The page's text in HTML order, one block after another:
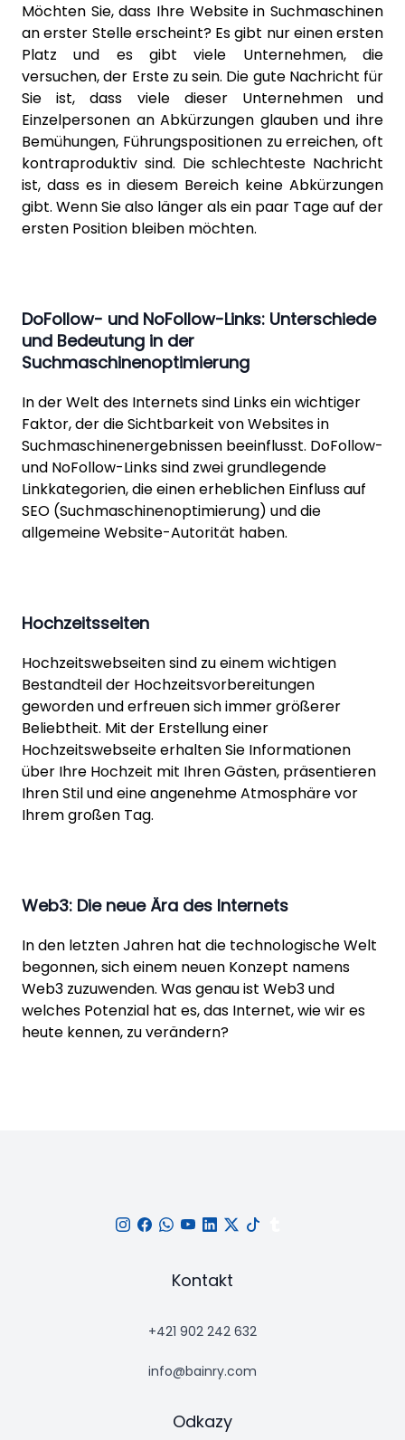
Möchten Sie, dass Ihre Website in Suchmaschinen
an erster Stelle erscheint? Es gibt nur einen ersten
Platz und es gibt viele Unternehmen, die
versuchen, der Erste zu sein. Die gute Nachricht für
Sie ist, dass viele dieser Unternehmen und
Einzelpersonen an Abkürzungen glauben und ihre
Bemühungen, Führungspositionen zu erreichen, oft
kontraproduktiv sind. Die schlechteste Nachricht
ist, dass es in diesem Bereich keine Abkürzungen
gibt. Wenn Sie also länger als ein paar Tage auf der
ersten Position bleiben möchten.
DoFollow- und NoFollow-Links: Unterschiede
und Bedeutung in der
Suchmaschinenoptimierung
In der Welt des Internets sind Links ein wichtiger
Faktor, der die Sichtbarkeit von Websites in
Suchmaschinenergebnissen beeinflusst. DoFollow-
und NoFollow-Links sind zwei grundlegende
Linkkategorien, die einen erheblichen Einfluss auf
SEO (Suchmaschinenoptimierung) und die
allgemeine Website-Autorität haben.
Hochzeitsseiten
Hochzeitswebseiten sind zu einem wichtigen
Bestandteil der Hochzeitsvorbereitungen
geworden und erfreuen sich immer größerer
Beliebtheit. Mit der Erstellung einer
Hochzeitswebseite erhalten Sie Informationen
über Ihre Hochzeit mit Ihren Gästen, präsentieren
Ihren Stil und eine angenehme Atmosphäre vor
Ihrem großen Tag.
Web3: Die neue Ära des Internets
In den letzten Jahren hat die technologische Welt
begonnen, sich einem neuen Konzept namens
Web3 zuzuwenden. Was genau ist Web3 und
welches Potenzial hat es, das Internet, wie wir es
heute kennen, zu verändern?
Kontakt
+421 902 242 632
info@bainry.com
Odkazy